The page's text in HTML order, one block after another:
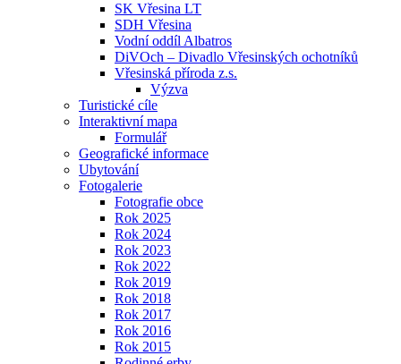
SK Vřesina LT
SDH Vřesina
Vodní oddíl Albatros
DiVOch – Divadlo Vřesinských ochotníků
Vřesinská příroda z.s.
Výzva
Turistické cíle
Interaktivní mapa
Formulář
Geografické informace
Ubytování
Fotogalerie
Fotografie obce
Rok 2025
Rok 2024
Rok 2023
Rok 2022
Rok 2019
Rok 2018
Rok 2017
Rok 2016
Rok 2015